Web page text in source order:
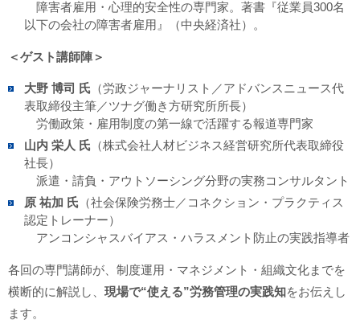
障害者雇用・心理的安全性の専門家。著書『従業員300名
以下の会社の障害者雇用』（中央経済社）。
＜ゲスト講師陣＞
大野 博司 氏 （労政ジャーナリスト／アドバンスニュース代
表取締役主筆／ツナグ働き方研究所所長）
労働政策・雇用制度の第一線で活躍する報道専門家
山内 栄人 氏 （株式会社人材ビジネス経営研究所代表取締役
社長）
派遣・請負・アウトソーシング分野の実務コンサルタント
原 祐加 氏 （社会保険労務士／コネクション・プラクティス
認定トレーナー）
アンコンシャスバイアス・ハラスメント防止の実践指導者
各回の専門講師が、制度運用・マネジメント・組織文化までを
横断的に解説し、 現場で“使える”労務管理の実践知をお伝えし
ます。